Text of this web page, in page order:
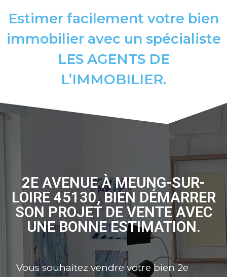
Estimer facilement votre bien
immobilier avec un spécialiste
LES AGENTS DE
L’IMMOBILIER.
2E AVENUE À MEUNG-SUR-
LOIRE 45130, BIEN DÉMARRER
SON PROJET DE VENTE AVEC
UNE BONNE ESTIMATION.
Vous souhaitez vendre votre bien 2e